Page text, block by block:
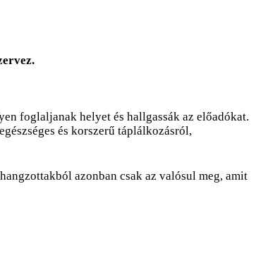
foglaljanak helyet és hallgassák az előadókat.
és korszerű táplálkozásról,
azonban csak az valósul meg, amit